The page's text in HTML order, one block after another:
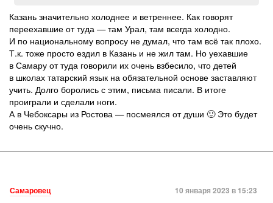
Казань значительно холоднее и ветреннее. Как говорят
переехавшие от туда — там Урал, там всегда холодно.
И по национальному вопросу не думал, что там всё так плохо.
Т.к. тоже просто ездил в Казань и не жил там. Но уехавшие
в Самару от туда говорили их очень взбесило, что детей
в школах татарский язык на обязательной основе заставляют
учить. Долго боролись с этим, письма писали. В итоге
проиграли и сделали ноги.
А в Чебоксары из Ростова — посмеялся от души 🙂 Это будет
очень скучно.
Самаровец 10 января 2023 в 15:23